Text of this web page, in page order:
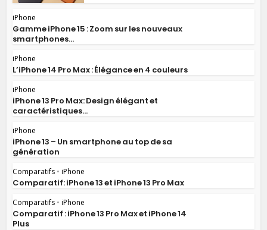
iPhone
Gamme iPhone 15 : Zoom sur les nouveaux
smartphones...
iPhone
L’iPhone 14 Pro Max : Élégance en 4 couleurs
iPhone
iPhone 13 Pro Max: Design élégant et
caractéristiques...
iPhone
iPhone 13 – Un smartphone au top de sa
génération
Comparatifs • iPhone
Comparatif: iPhone 13 et iPhone 13 Pro Max
Comparatifs • iPhone
Comparatif : iPhone 13 Pro Max et iPhone 14
Plus